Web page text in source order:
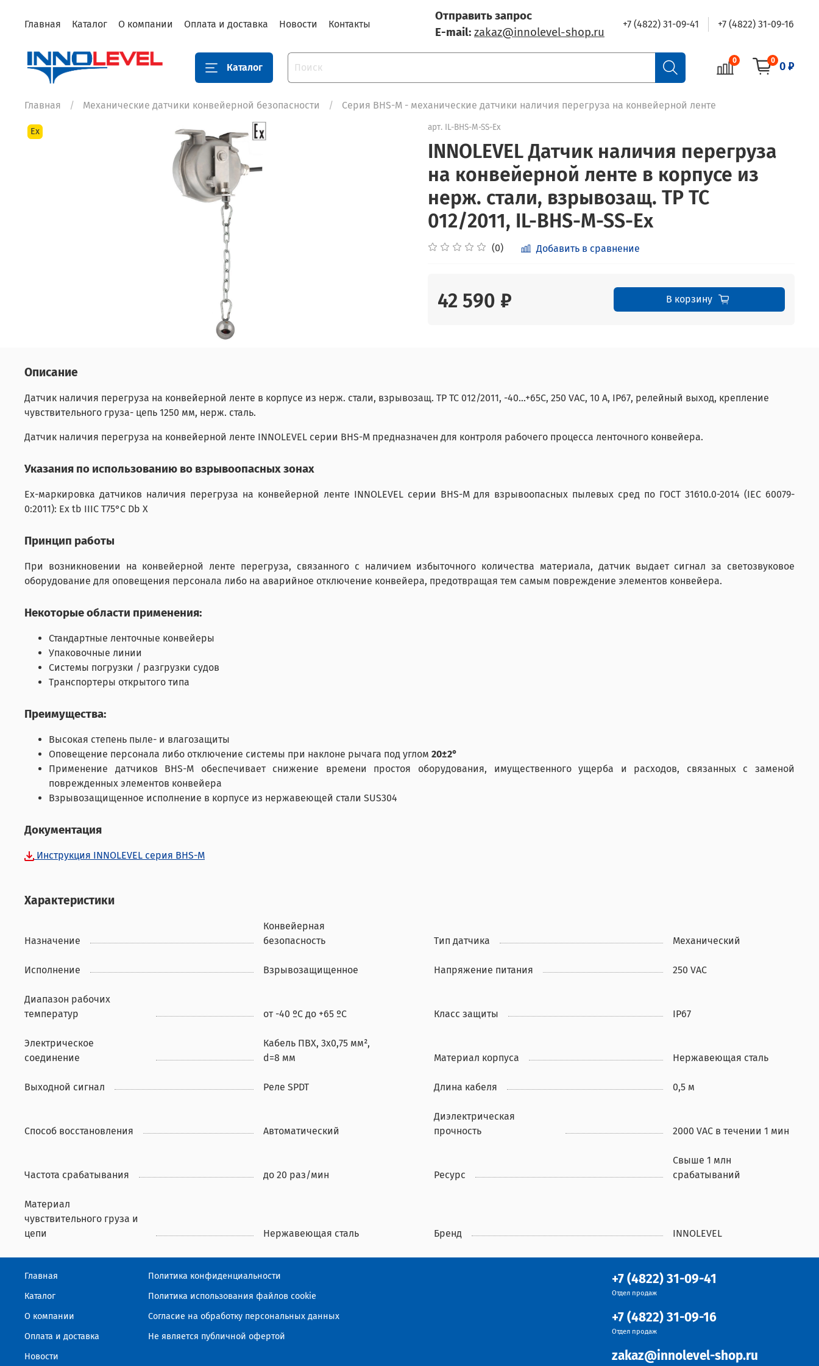
Главная Каталог О компании Оплата и доставка Новости Контакты
Отправить запрос
E-mail: zakaz@innolevel-shop.ru
+7 (4822) 31-09-41 +7 (4822) 31-09-16
Каталог
0 0 0 ₽
Главная Механические датчики конвейерной безопасности Серия BHS-M - механические датчики наличия перегруза на конвейерной ленте
Ex арт. IL-BHS-M-SS-Ex
INNOLEVEL Датчик наличия перегруза
на конвейерной ленте в корпусе из
нерж. стали, взрывозащ. ТР ТС
012/2011, IL-BHS-M-SS-Ex
(0) Добавить в сравнение
42 590 ₽ В корзину
Описание
Датчик наличия перегруза на конвейерной ленте в корпусе из нерж. стали, взрывозащ. ТР ТС 012/2011, -40...+65С, 250 VAC, 10 A, IP67, релейный выход, крепление
чувствительного груза- цепь 1250 мм, нерж. сталь.
Датчик наличия перегруза на конвейерной ленте INNOLEVEL серии BHS-M предназначен для контроля рабочего процесса ленточного конвейера.
Указания по использованию во взрывоопасных зонах
Ех-маркировка датчиков наличия перегруза на конвейерной ленте INNOLEVEL серии BHS-M для взрывоопасных пылевых сред по ГОСТ 31610.0-2014 (IEC 60079-
0:2011): Ex tb IIIC Т75°C Db X
Принцип работы
При возникновении на конвейерной ленте перегруза, связанного с наличием избыточного количества материала, датчик выдает сигнал за светозвуковое
оборудование для оповещения персонала либо на аварийное отключение конвейера, предотвращая тем самым повреждение элементов конвейера.
Некоторые области применения:
Стандартные ленточные конвейеры
Упаковочные линии
Системы погрузки / разгрузки судов
Транспортеры открытого типа
Преимущества:
Высокая степень пыле- и влагозащиты
Оповещение персонала либо отключение системы при наклоне рычага под углом 20±2°
Применение датчиков BHS-M обеспечивает снижение времени простоя оборудования, имущественного ущерба и расходов, связанных с заменой
поврежденных элементов конвейера
Взрывозащищенное исполнение в корпусе из нержавеющей стали SUS304
Документация
Инструкция INNOLEVEL серия BHS-M
Характеристики
Назначение
Конвейерная
безопасность
Тип датчика Механический
Исполнение Взрывозащищенное Напряжение питания 250 VAC
Диапазон рабочих
температур
от -40 ºС до +65 ºС Класс защиты IP67
Электрическое
соединение
Кабель ПВХ, 3х0,75 мм²,
d=8 мм
Материал корпуса Нержавеющая сталь
Выходной сигнал Реле SPDT Длина кабеля 0,5 м
Способ восстановления Автоматический
Диэлектрическая
прочность
2000 VAC в течении 1 мин
Частота срабатывания до 20 раз/мин Ресурс
Свыше 1 млн
срабатываний
Материал
чувствительного груза и
цепи
Нержавеющая сталь Бренд INNOLEVEL
Главная
Каталог
О компании
Оплата и доставка
Новости
Политика конфиденциальности
Политика использования файлов cookie
Согласие на обработку персональных данных
Не является публичной офертой
+7 (4822) 31-09-41
Отдел продаж
+7 (4822) 31-09-16
Отдел продаж
zakaz@innolevel-shop.ru